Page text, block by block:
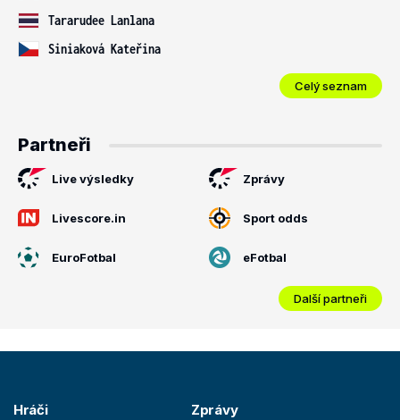
Tararudee Lanlana
Siniaková Kateřina
Celý seznam
Partneři
Live výsledky Zprávy
Livescore.in Sport odds
EuroFotbal eFotbal
Další partneři
Hráči Zprávy